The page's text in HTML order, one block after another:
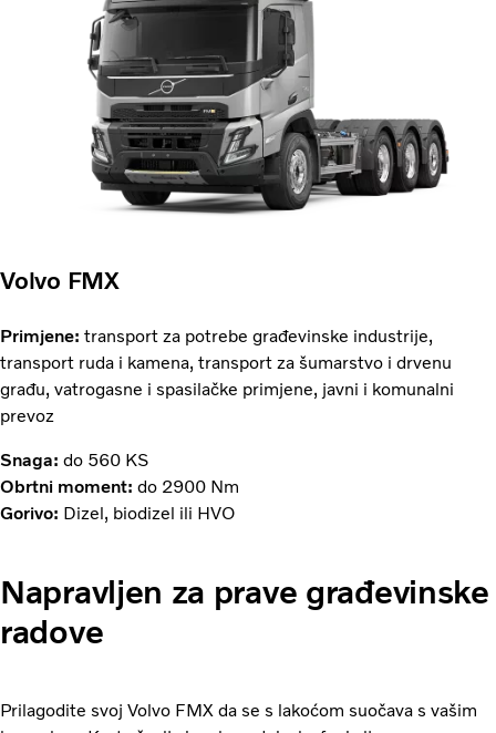
Volvo FMX
Primjene: transport za potrebe građevinske industrije,
transport ruda i kamena, transport za šumarstvo i drvenu
građu, vatrogasne i spasilačke primjene, javni i komunalni
prevoz
Snaga: do 560 KS
Obrtni moment: do 2900 Nm
Gorivo: Dizel, biodizel ili HVO
Napravljen za prave građevinske
radove
Prilagodite svoj Volvo FMX da se s lakoćom suočava s vašim